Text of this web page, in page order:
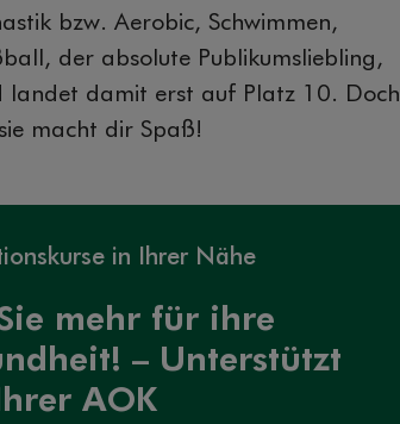
bzw. Aerobic, Schwimmen,
der absolute Publikumsliebling,
landet damit erst auf Platz 10. Doch
macht dir Spaß!
in Ihrer Nähe
mehr für ihre
– Unterstützt
AOK